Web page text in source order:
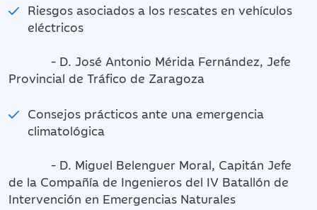
Riesgos asociados a los rescates en vehículos
eléctricos
- D. José Antonio Mérida Fernández, Jefe
Provincial de Tráfico de Zaragoza
Consejos prácticos ante una emergencia
climatológica
- D. Miguel Belenguer Moral, Capitán Jefe
de la Compañía de Ingenieros del IV Batallón de
Intervención en Emergencias Naturales